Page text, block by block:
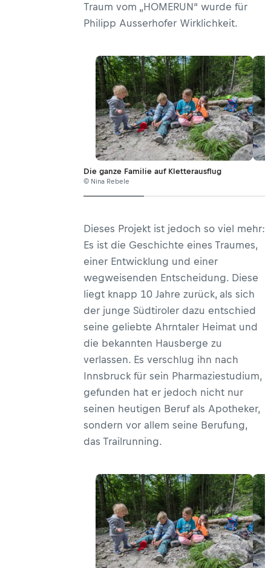
Traum vom „HOMERUN“ wurde für
Philipp Ausserhofer Wirklichkeit.
Die ganze Familie auf Kletterausflug
© Nina Rebele
Dieses Projekt ist jedoch so viel mehr:
Es ist die Geschichte eines Traumes,
einer Entwicklung und einer
wegweisenden Entscheidung. Diese
liegt knapp 10 Jahre zurück, als sich
der junge Südtiroler dazu entschied
seine geliebte Ahrntaler Heimat und
die bekannten Hausberge zu
verlassen. Es verschlug ihn nach
Innsbruck für sein Pharmaziestudium,
gefunden hat er jedoch nicht nur
seinen heutigen Beruf als Apotheker,
sondern vor allem seine Berufung,
das Trailrunning.